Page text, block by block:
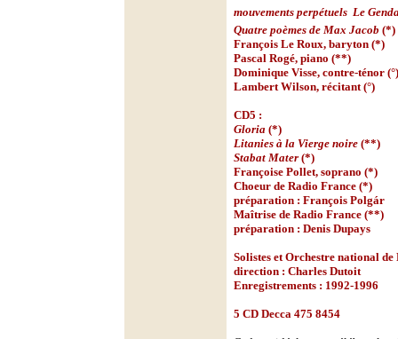
mouvements perpétuels Le
Quatre poèmes de Max Jacob (*)
François Le Roux, baryton (*)
Pascal Rogé, piano (**)
Dominique Visse, contre-ténor (°)
Lambert Wilson, récitant (°)
CD5 :
Gloria (*)
Litanies à la Vierge noire (**)
Stabat Mater (*)
Françoise Pollet, soprano (*)
Choeur de Radio France (*)
préparation : François Polgár
Maîtrise de Radio France (**)
préparation : Denis Dupays
Solistes et Orchestre national de
direction : Charles Dutoit
Enregistrements : 1992-1996
5 CD Decca 475 8454